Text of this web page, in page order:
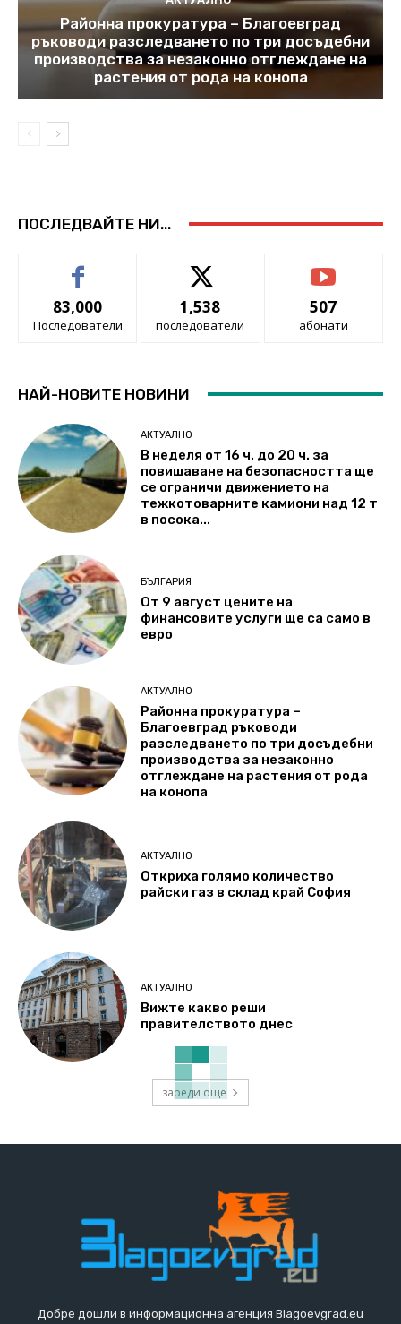
Районна прокуратура – Благоевград
ръководи разследването по три досъдебни
производства за незаконно отглеждане на
растения от рода на конопа
ПОСЛЕДВАЙТЕ НИ...
83,000
Последователи
1,538
последователи
507
абонати
НАЙ-НОВИТЕ НОВИНИ
АКТУАЛНО
В неделя от 16 ч. до 20 ч. за
повишаване на безопасността ще
се ограничи движението на
тежкотоварните камиони над 12 т
в посока...
БЪЛГАРИЯ
От 9 август цените на
финансовите услуги ще са само в
евро
АКТУАЛНО
Районна прокуратура –
Благоевград ръководи
разследването по три досъдебни
производства за незаконно
отглеждане на растения от рода
на конопа
АКТУАЛНО
Откриха голямо количество
райски газ в склад край София
АКТУАЛНО
Вижте какво реши
правителството днес
зареди още
Добре дошли в информационна агенция Blagoevgrad.eu